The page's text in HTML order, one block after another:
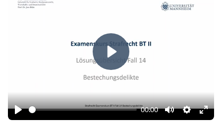
Play
00:00
MuteSettings
Play